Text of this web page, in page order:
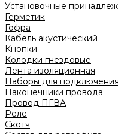
Установочные
Герметик
Гофра
Кабель акустический
Кнопки
Колодки гнездовые
Лента изоляционная
Наборы для
Наконечники провода
Провод ПГВА
Реле
Скотч